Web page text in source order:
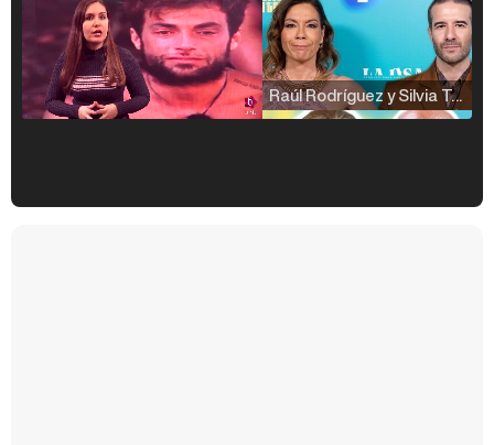
Raúl Rodríguez y Silvia Taulés nos cuentan su papel en 'La familia de la tele'